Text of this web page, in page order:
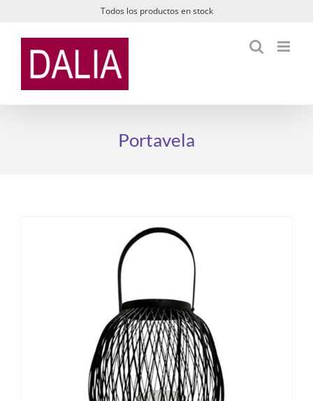
contenido
Todos los productos en stock
Portavela